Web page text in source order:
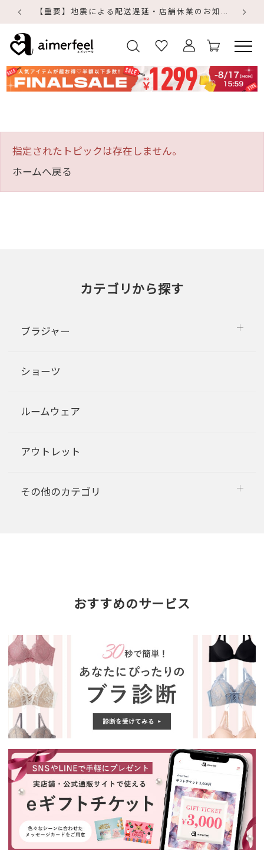
【重要】地震による配送遅延・店舗休業のお知らせ
指定されたトピックは存在しません。
ホームへ戻る
カテゴリから探す
ブラジャー
ショーツ
ルームウェア
アウトレット
その他のカテゴリ
おすすめのサービス